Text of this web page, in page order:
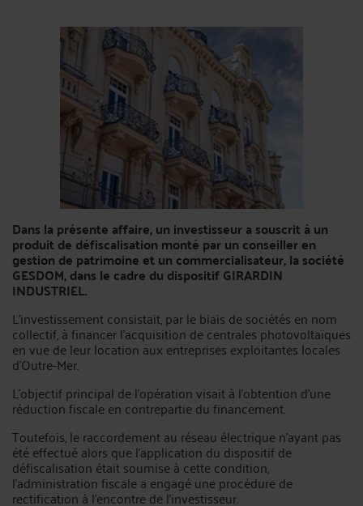
Dans la présente affaire, un investisseur a souscrit à un
produit de défiscalisation monté par un conseiller en
gestion de patrimoine et un commercialisateur, la société
GESDOM, dans le cadre du dispositif GIRARDIN
INDUSTRIEL.
L’investissement consistait, par le biais de sociétés en nom
collectif, à financer l’acquisition de centrales photovoltaïques
en vue de leur location aux entreprises exploitantes locales
d’Outre-Mer.
L’objectif principal de l’opération visait à l’obtention d’une
réduction fiscale en contrepartie du financement.
Toutefois, le raccordement au réseau électrique n’ayant pas
été effectué alors que l’application du dispositif de
défiscalisation était soumise à cette condition,
l’administration fiscale a engagé une procédure de
rectification à l’encontre de l’investisseur.